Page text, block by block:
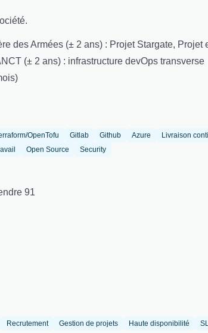
des Armées (± 2 ans) : Projet Stargate, Projet
(± 2 ans) : infrastructure devOps transverse
OpenTofu Gitlab Github Azure Livraison
Open Source Security
91
Recrutement Gestion de projets Haute disponibilité